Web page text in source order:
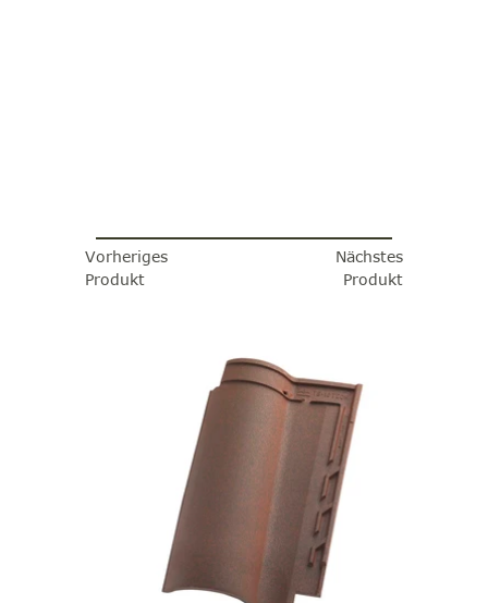
Vorheriges
Produkt
Nächstes
Produkt